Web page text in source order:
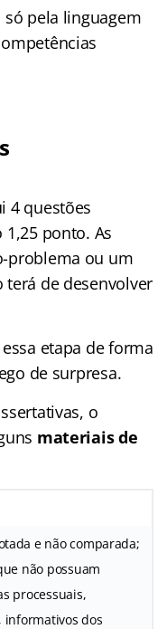
pela linguagem
4 questões
ponto. As
problema ou um
de desenvolver
etapa de forma
de surpresa.
o
materiais de
e não comparada;
não possuam
processuais,
dos